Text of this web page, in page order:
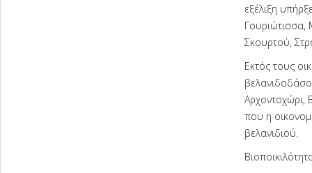
εξέλιξη
Γουριώτισσα,
Σκουρτού,
Εκτός τους
Αρχοντοχώρι,
που η
βελανιδιού.